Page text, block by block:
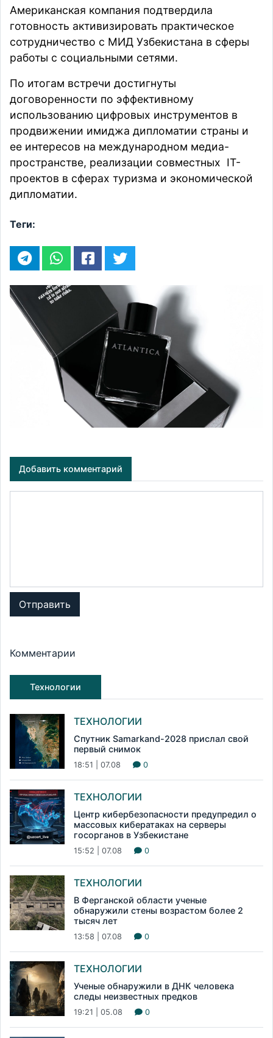
Американская компания подтвердила
готовность активизировать практическое
сотрудничество с МИД Узбекистана в сферы
работы с социальными сетями.
По итогам встречи достигнуты
договоренности по эффективному
использованию цифровых инструментов в
продвижении имиджа дипломатии страны и
ее интересов на международном медиа-
пространстве, реализации совместных IT-
проектов в сферах туризма и экономической
дипломатии.
Теги:
Добавить комментарий
Отправить
Комментарии
Технологии
ТЕХНОЛОГИИ
Спутник Samarkand-2028 прислал свой
первый снимок
18:51 | 07.08 0
ТЕХНОЛОГИИ
Центр кибербезопасности предупредил о
массовых кибератаках на серверы
госорганов в Узбекистане
15:52 | 07.08 0
ТЕХНОЛОГИИ
В Ферганской области ученые
обнаружили стены возрастом более 2
тысяч лет
13:58 | 07.08 0
ТЕХНОЛОГИИ
Ученые обнаружили в ДНК человека
следы неизвестных предков
19:21 | 05.08 0